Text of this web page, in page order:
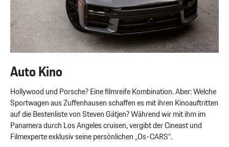
Auto Kino
Hollywood und Porsche? Eine filmreife Kombination. Aber: Welche
Sportwagen aus Zuffenhausen schaffen es mit ihren Kinoauftritten
auf die Bestenliste von Steven Gätjen? Während wir mit ihm im
Panamera durch Los Angeles cruisen, vergibt der Cineast und
Filmexperte exklusiv seine persönlichen „Os-CARS“.